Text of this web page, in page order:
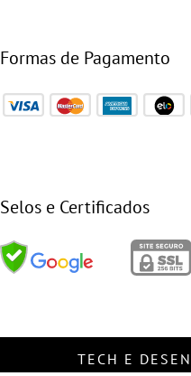
Formas de Pagamento
Selos e Certificados
TECH E